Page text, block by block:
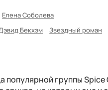
Елена Соболева
Бекхэм Звездный роман
популярной группы